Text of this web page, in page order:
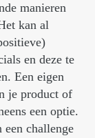
manieren
kan al
en deze te
Een eigen
je product of
een optie.
een challenge